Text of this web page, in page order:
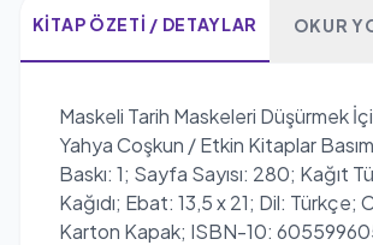
KITAP ÖZETI / DETAYLAR OKUR
Maskeli Tarih Maskeleri Düşürmek
Yahya Coşkun / Etkin Kitaplar Basım
Baskı: 1; Sayfa Sayısı: 280; Kağıt
Kağıdı; Ebat: 13,5 x 21; Dil: Türkçe;
Karton Kapak; ISBN-10: